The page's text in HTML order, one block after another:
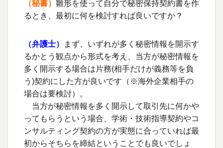
（秘書） 雛形を使って自分で秘密保持契約書を作
るとき、最初に何を検討すれば良いですか？
（弁護士）
まず、いずれが多く秘密情報を開示す
るかとう観点から形式を考え、当方が秘密情報を
多く開示する場合は片務(相手だけが義務等を負
う)契約にした方が良いです（※海外企業相手の
場合は要検討）。
当方が秘密情報を多く開示して取引先に何かや
ってもらうという場合、学術・技術指導契約やコ
ンサルティング契約の方が実態に合っていれば最
初からそちらを締結ということでも良いでしょ